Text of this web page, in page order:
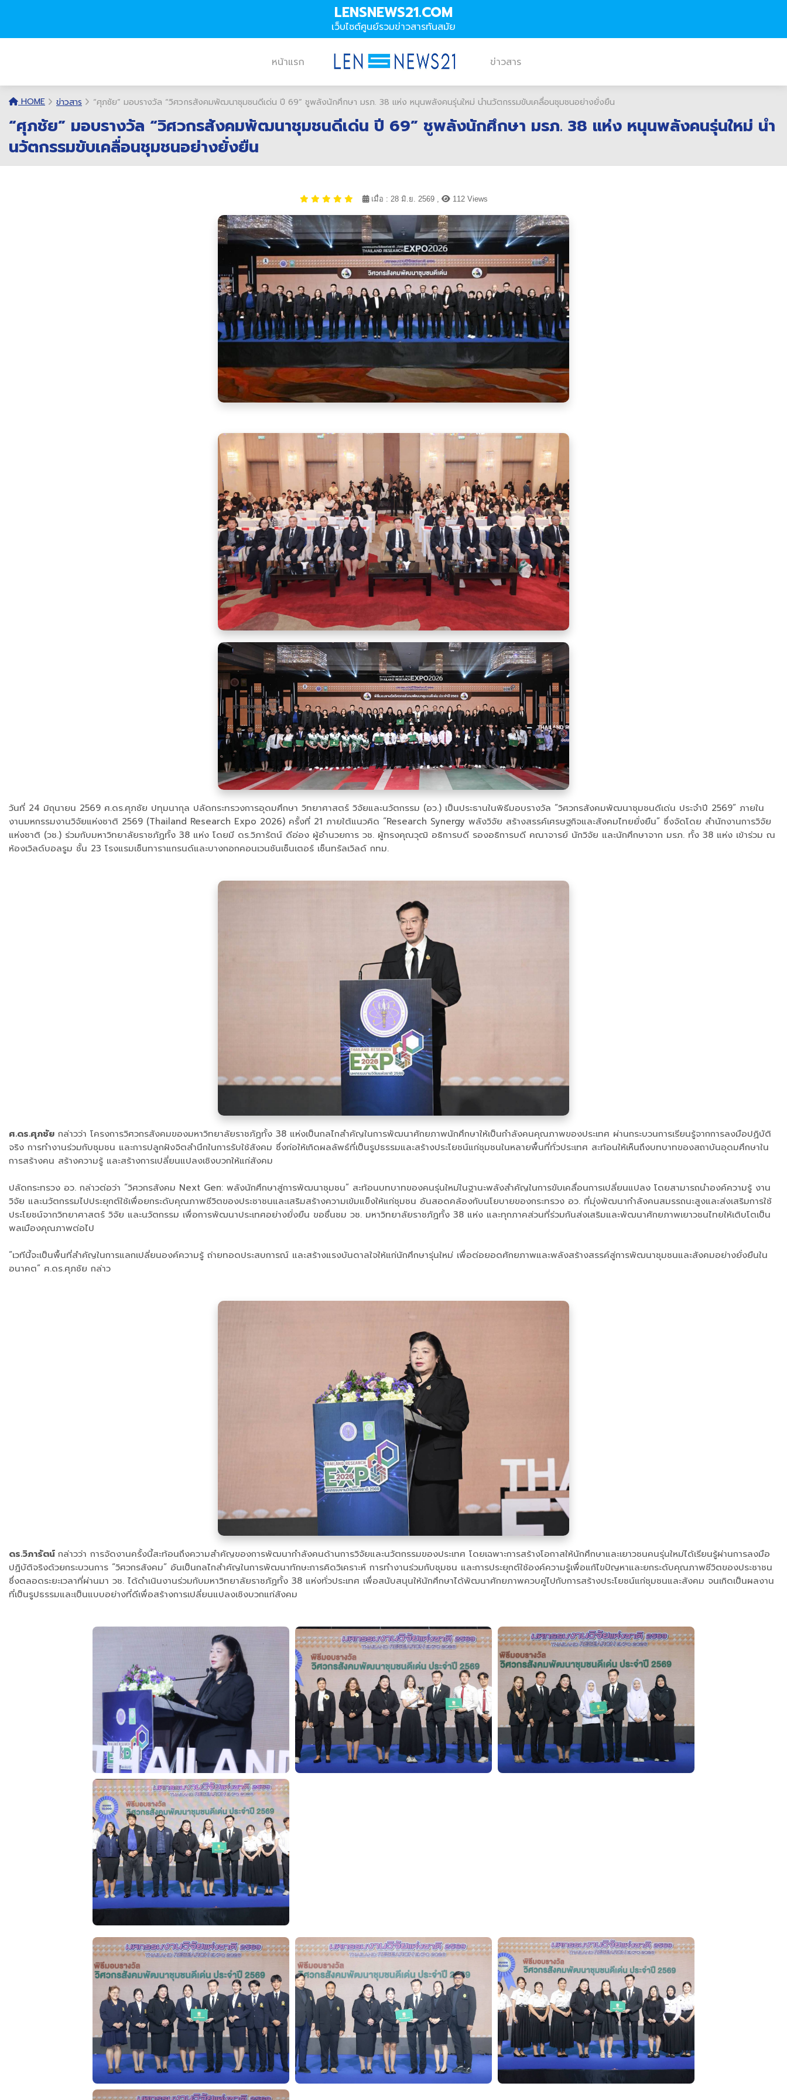
LENSNEWS21.COM
เว็บไซต์ศูนย์รวมข่าวสารทันสมัย
หน้าแรก ข่าวสาร
HOME ข่าวสาร “ศุภชัย” มอบรางวัล “วิศวกรสังคมพัฒนาชุมชนดีเด่น ปี 69” ชูพลังนักศึกษา มรภ. 38 แห่ง หนุนพลังคนรุ่นใหม่ นำนวัตกรรมขับเคลื่อนชุมชนอย่างยั่งยืน
“ศุภชัย” มอบรางวัล “วิศวกรสังคมพัฒนาชุมชนดีเด่น ปี 69” ชูพลังนักศึกษา มรภ. 38 แห่ง หนุนพลังคนรุ่นใหม่ นำ
นวัตกรรมขับเคลื่อนชุมชนอย่างยั่งยืน
เมื่อ : 28 มิ.ย. 2569 , 112 Views
วันที่ 24 มิถุนายน 2569 ศ.ดร.ศุภชัย ปทุมนากุล ปลัดกระทรวงการอุดมศึกษา วิทยาศาสตร์ วิจัยและนวัตกรรม (อว.) เป็นประธานในพิธีมอบรางวัล “วิศวกรสังคมพัฒนาชุมชนดีเด่น ประจำปี 2569” ภายใน
งานมหกรรมงานวิจัยแห่งชาติ 2569 (Thailand Research Expo 2026) ครั้งที่ 21 ภายใต้แนวคิด “Research Synergy พลังวิจัย สร้างสรรค์เศรษฐกิจและสังคมไทยยั่งยืน” ซึ่งจัดโดย สำนักงานการวิจัย
แห่งชาติ (วช.) ร่วมกับมหาวิทยาลัยราชภัฏทั้ง 38 แห่ง โดยมี ดร.วิภารัตน์ ดีอ่อง ผู้อำนวยการ วช. ผู้ทรงคุณวุฒิ อธิการบดี รองอธิการบดี คณาจารย์ นักวิจัย และนักศึกษาจาก มรภ. ทั้ง 38 แห่ง เข้าร่วม ณ
ห้องเวิลด์บอลรูม ชั้น 23 โรงแรมเซ็นทาราแกรนด์และบางกอกคอนเวนชันเซ็นเตอร์ เซ็นทรัลเวิลด์ กทม.
ศ.ดร.ศุภชัย กล่าวว่า โครงการวิศวกรสังคมของมหาวิทยาลัยราชภัฏทั้ง 38 แห่งเป็นกลไกสำคัญในการพัฒนาศักยภาพนักศึกษาให้เป็นกำลังคนคุณภาพของประเทศ ผ่านกระบวนการเรียนรู้จากการลงมือปฏิบัติ
จริง การทำงานร่วมกับชุมชน และการปลูกฝังจิตสำนึกในการรับใช้สังคม ซึ่งก่อให้เกิดผลลัพธ์ที่เป็นรูปธรรมและสร้างประโยชน์แก่ชุมชนในหลายพื้นที่ทั่วประเทศ สะท้อนให้เห็นถึงบทบาทของสถาบันอุดมศึกษาใน
การสร้างคน สร้างความรู้ และสร้างการเปลี่ยนแปลงเชิงบวกให้แก่สังคม
ปลัดกระทรวง อว. กล่าวต่อว่า “วิศวกรสังคม Next Gen: พลังนักศึกษาสู่การพัฒนาชุมชน” สะท้อนบทบาทของคนรุ่นใหม่ในฐานะพลังสำคัญในการขับเคลื่อนการเปลี่ยนแปลง โดยสามารถนำองค์ความรู้ งาน
วิจัย และนวัตกรรมไปประยุกต์ใช้เพื่อยกระดับคุณภาพชีวิตของประชาชนและเสริมสร้างความเข้มแข็งให้แก่ชุมชน อันสอดคล้องกับนโยบายของกระทรวง อว. ที่มุ่งพัฒนากำลังคนสมรรถนะสูงและส่งเสริมการใช้
ประโยชน์จากวิทยาศาสตร์ วิจัย และนวัตกรรม เพื่อการพัฒนาประเทศอย่างยั่งยืน ขอชื่นชม วช. มหาวิทยาลัยราชภัฏทั้ง 38 แห่ง และทุกภาคส่วนที่ร่วมกันส่งเสริมและพัฒนาศักยภาพเยาวชนไทยให้เติบโตเป็น
พลเมืองคุณภาพต่อไป
“เวทีนี้จะเป็นพื้นที่สำคัญในการแลกเปลี่ยนองค์ความรู้ ถ่ายทอดประสบการณ์ และสร้างแรงบันดาลใจให้แก่นักศึกษารุ่นใหม่ เพื่อต่อยอดศักยภาพและพลังสร้างสรรค์สู่การพัฒนาชุมชนและสังคมอย่างยั่งยืนใน
อนาคต” ศ.ดร.ศุภชัย กล่าว
ดร.วิภารัตน์ กล่าวว่า การจัดงานครั้งนี้สะท้อนถึงความสำคัญของการพัฒนากำลังคนด้านการวิจัยและนวัตกรรมของประเทศ โดยเฉพาะการสร้างโอกาสให้นักศึกษาและเยาวชนคนรุ่นใหม่ได้เรียนรู้ผ่านการลงมือ
ปฏิบัติจริงด้วยกระบวนการ “วิศวกรสังคม” อันเป็นกลไกสำคัญในการพัฒนาทักษะการคิดวิเคราะห์ การทำงานร่วมกับชุมชน และการประยุกต์ใช้องค์ความรู้เพื่อแก้ไขปัญหาและยกระดับคุณภาพชีวิตของประชาชน
ซึ่งตลอดระยะเวลาที่ผ่านมา วช. ได้ดำเนินงานร่วมกับมหาวิทยาลัยราชภัฏทั้ง 38 แห่งทั่วประเทศ เพื่อสนับสนุนให้นักศึกษาได้พัฒนาศักยภาพควบคู่ไปกับการสร้างประโยชน์แก่ชุมชนและสังคม จนเกิดเป็นผลงาน
ที่เป็นรูปธรรมและเป็นแบบอย่างที่ดีเพื่อสร้างการเปลี่ยนแปลงเชิงบวกแก่สังคม